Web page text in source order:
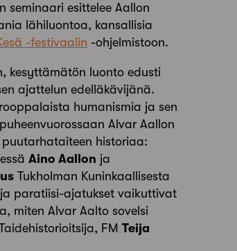
seminaari esittelee Aallon
lähiluontoa, kansallisia
-festivaalin -ohjelmistoon.
kesyttämätön luonto edusti
ajattelun edelläkävijänä.
humanismia ja sen
Alvar Aallon
historiaa:
Aino Aallon ja
Tukholman Kuninkaallisesta
paratiisi-ajatukset vaikuttivat
miten Alvar Aalto sovelsi
FM Teija